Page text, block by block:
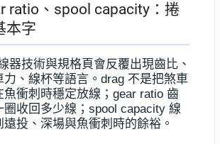
ratio、spool capacity：捲
本字
器技術與規格頁會反覆出現齒比、
力、線杯等語言。drag 不是把煞車
魚衝刺時穩定放線；gear ratio 齒
圈收回多少線；spool capacity 線
投、深場與魚衝刺時的餘裕。